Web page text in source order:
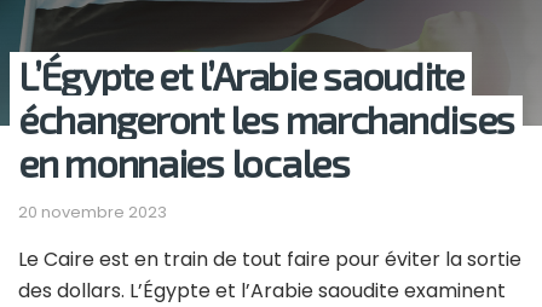
L’Égypte et l’Arabie saoudite
échangeront les marchandises
en monnaies locales
20 novembre 2023
Le Caire est en train de tout faire pour éviter la sortie
des dollars. L’Égypte et l’Arabie saoudite examinent